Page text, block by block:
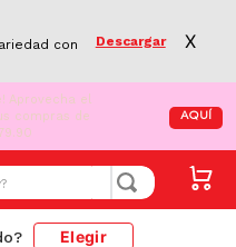
con
Descargar X
Aprovecha el
compras de
AQUÍ
Elegir